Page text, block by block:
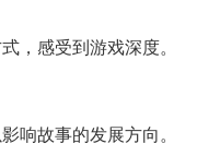
，感受到游戏深度。
响故事的发展方向。